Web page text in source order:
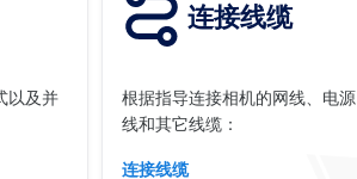
以及并
连接线缆
根据指导连接相机的网线、电源
线和其它线缆：
连接线缆